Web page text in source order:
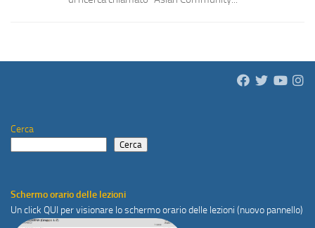
Cerca
Cerca
Schermo orario delle lezioni
Un click QUI per visionare lo schermo orario delle lezioni (nuovo pannello)